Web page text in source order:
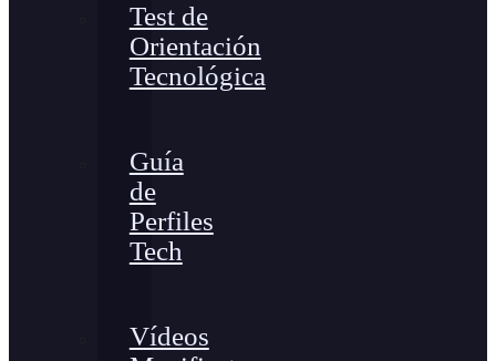
Test de
Orientación
Tecnológica
Guía
de
Perfiles
Tech
Vídeos